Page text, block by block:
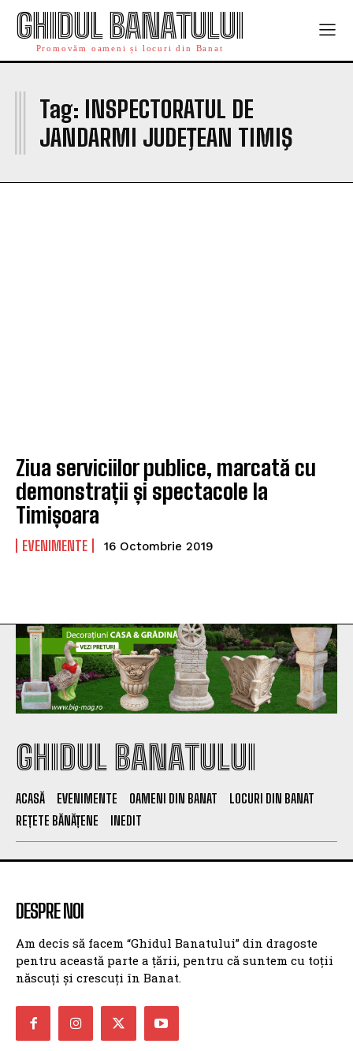
GHIDUL BANATULUI
Promovăm oameni și locuri din Banat
Tag: INSPECTORATUL DE
JANDARMI JUDEŢEAN TIMIŞ
I
Ziua serviciilor publice, marcată cu
demonstrații și spectacole la
Timișoara
EVENIMENTE 16 Octombrie 2019
GHIDUL BANATULUI
ACASĂ EVENIMENTE OAMENI DIN BANAT
LOCURI DIN BANAT
REȚETE BĂNĂȚENE
INEDIT
DESPRE NOI
Am decis să facem “Ghidul Banatului” din dragoste
pentru această parte a țării, pentru că suntem cu toții
născuți și crescuți în Banat.